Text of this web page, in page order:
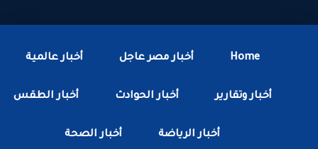
Home أخبار مصر عاجل أخبار عالمية
أخبار وتقارير أخبار الحوادث أخبار الطقس
أخبار الرياضة أخبار الصحة